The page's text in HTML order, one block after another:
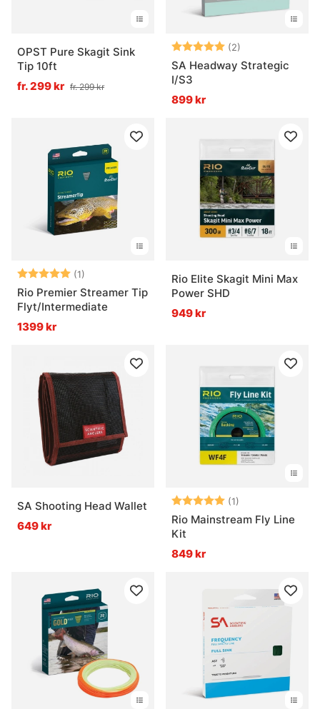
OPST Pure Skagit Sink
Tip 10ft
fr. 299 kr fr. 299 kr
Betyg: (2)
SA Headway Strategic
I/S3
899 kr
Betyg: (1)
5.0 utav 5 stjärnor
Rio Premier Streamer Tip
Flyt/Intermediate
1399 kr
Rio Elite Skagit Mini Max
Power SHD
949 kr
SA Shooting Head Wallet
649 kr
Betyg: (1)
Rio Mainstream Fly Line
Kit
849 kr